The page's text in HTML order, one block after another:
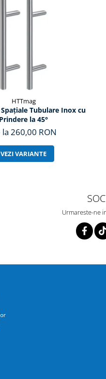
HTTmag
Tubulare Inox cu
Prindere la 45°
la 260,00 RON
VEZI VARIANTE
Urmareste-ne